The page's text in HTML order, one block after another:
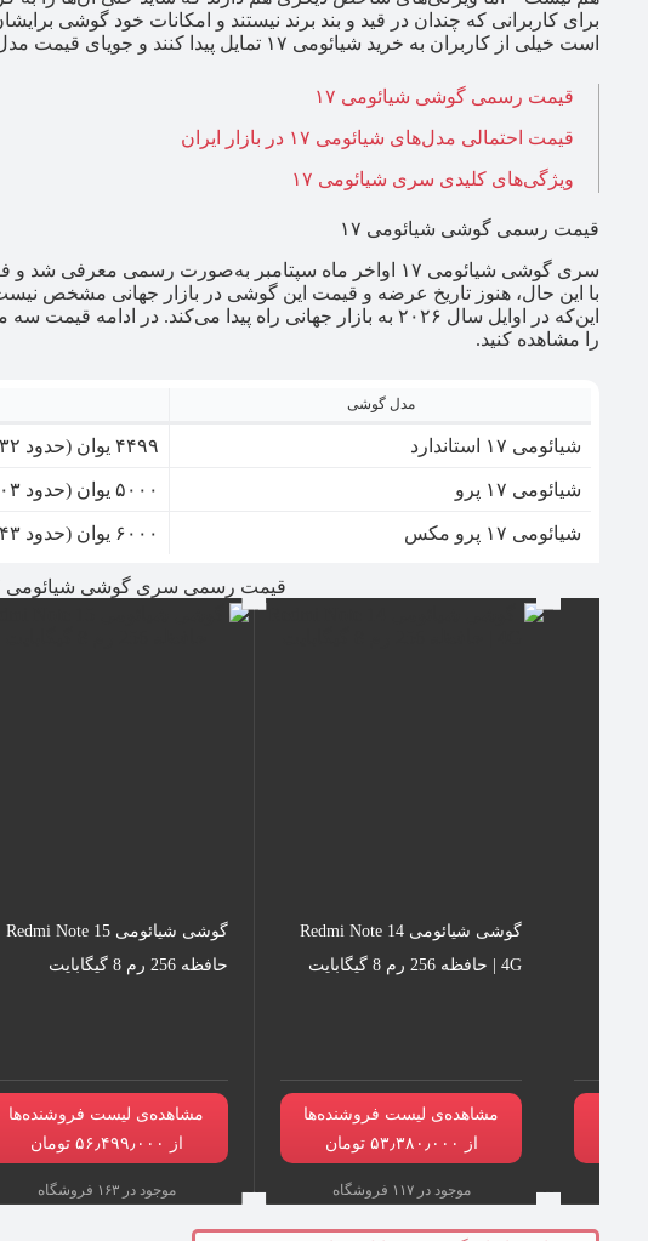
برای کاربرانی که چندان در قید و بند برند نیستند و امکانات خود گوشی
است خیلی از کاربران به خرید شیائومی ۱۷ تمایل پیدا کنند و جویای قیمت مدل‌های مختلف آن در بازار ایران شوند.
قیمت رسمی گوشی شیائومی ۱۷
قیمت احتمالی مدل‌های شیائومی ۱۷ در بازار ایران
ویژگی‌های کلیدی سری شیائومی ۱۷
قیمت رسمی گوشی شیائومی ۱۷
سری گوشی شیائومی ۱۷ اواخر ماه سپتامبر به‌صورت رسمی
با این حال، هنوز تاریخ عرضه و قیمت این گوشی در بازار جهانی مشخص
این‌که در اوایل سال ۲۰۲۶ به بازار جهانی راه پیدا می‌کند. در ادامه قیمت سه مدل این سری
را مشاهده کنید.
مدل گوشی
شیائومی ۱۷ استاندارد ۴۴۹۹ یوان (حدود ۶۳۲ دلار)
شیائومی ۱۷ پرو ۵۰۰۰ یوان (حدود ۷۰۳ دلار)
شیائومی ۱۷ پرو مکس ۶۰۰۰ یوان (حدود ۸۴۳ دلار)
قیمت رسمی سری گوشی شیائومی ۱۷
حافظه 256 رم 8 گیگابایت
مشاهده‌ی لیست فروشنده‌ها
از ۵۶٫۴۹۹٫۰۰۰ تومان
موجود در ۱۶۳ فروشگاه
گوشی شیائومی Redmi Note 14
4G | حافظه 256 رم 8 گیگابایت
مشاهده‌ی لیست فروشنده‌ها
از ۵۳٫۳۸۰٫۰۰۰ تومان
موجود در ۱۱۷ فروشگاه